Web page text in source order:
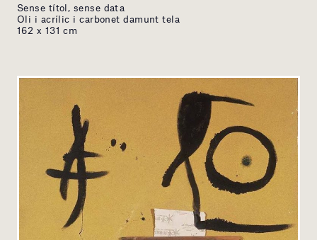
Sense títol, sense data
Oli i acrílic i carbonet damunt tela
162 x 131 cm